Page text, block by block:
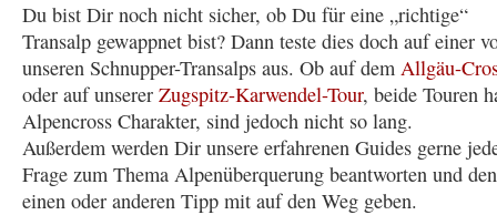
Du bist Dir noch nicht sicher, ob Du für eine „richtige“
Transalp gewappnet bist? Dann teste dies doch auf einer
unseren Schnupper-Transalps aus. Ob auf dem Allgäu-
oder auf unserer Zugspitz-Karwendel-Tour, beide Touren
Alpencross Charakter, sind jedoch nicht so lang.
Außerdem werden Dir unsere erfahrenen Guides gerne
Frage zum Thema Alpenüberquerung beantworten und den
einen oder anderen Tipp mit auf den Weg geben.